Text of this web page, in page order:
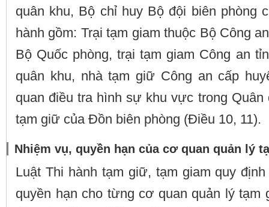
quân khu, Bộ chỉ huy Bộ đội biên phòng
hành gồm: Trại tạm giam thuộc Bộ Công
Bộ Quốc phòng, trại tạm giam Công an
quân khu, nhà tạm giữ Công an cấp
quan điều tra hình sự khu vực trong Quân
tạm giữ của Đồn biên phòng (Điều 10, 11).
Nhiệm vụ, quyền hạn của cơ quan quản lý
Luật Thi hành tạm giữ, tạm giam quy
quyền hạn cho từng cơ quan quản lý tạm